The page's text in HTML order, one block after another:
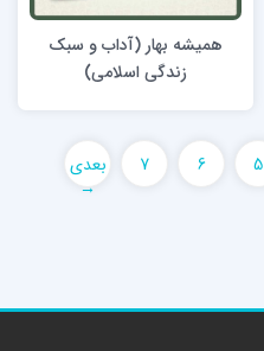
همیشه بهار (آداب و سبک
زندگی اسلامی)
5
6
7
بعدی
→